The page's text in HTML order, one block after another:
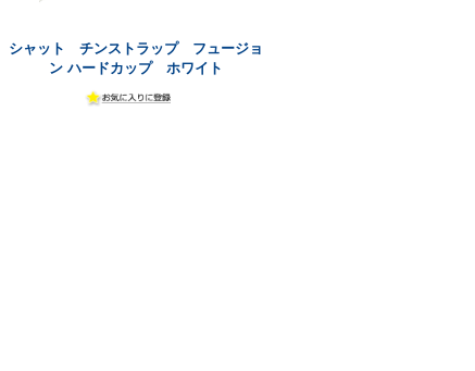
シャット チンストラップ フュージョ
ン ハードカップ ホワイト